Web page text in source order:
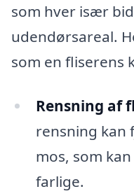
som hver især
udendørsareal.
som en fliserens
Rensning af
rensning kan
mos, som
farlige.